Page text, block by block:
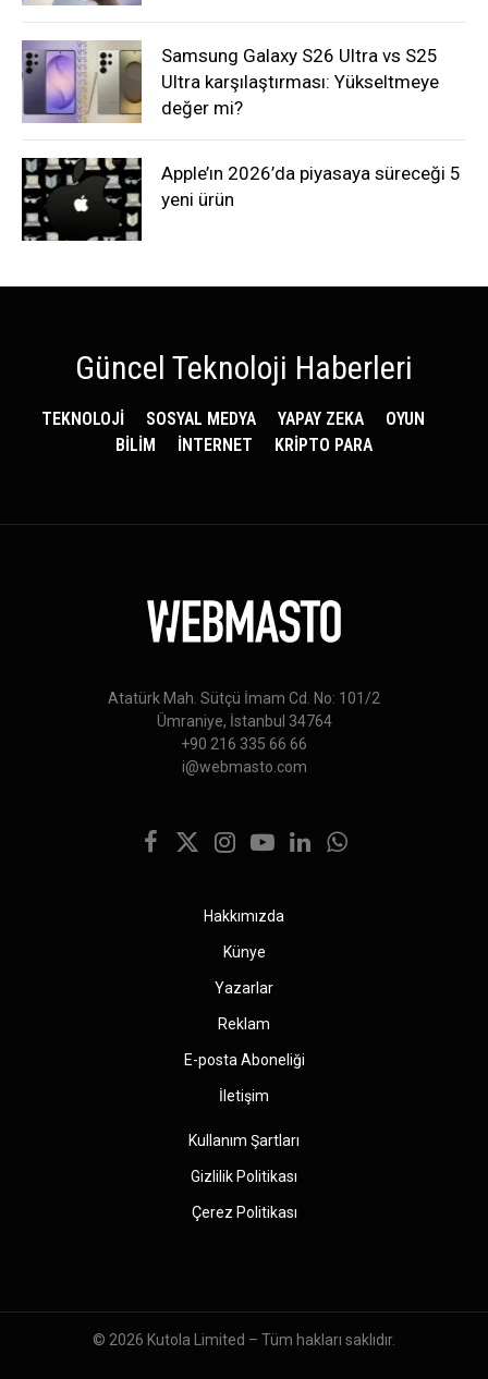
Samsung Galaxy S26 Ultra vs S25
Ultra karşılaştırması: Yükseltmeye
değer mi?
Apple’ın 2026’da piyasaya süreceği 5
yeni ürün
Güncel Teknoloji Haberleri
TEKNOLOJİ SOSYAL MEDYA YAPAY ZEKA
OYUN
BİLİM
İNTERNET KRİPTO PARA
Atatürk Mah. Sütçü İmam Cd. No: 101/2
Ümraniye, İstanbul 34764
+90 216 335 66 66
i@webmasto.com
Facebook
X
Instagram
YouTubeLinkedInWhatsApp
Hakkımızda
Künye
Yazarlar
Reklam
E-posta Aboneliği
İletişim
Kullanım Şartları
Gizlilik Politikası
Çerez Politikası
© 2026 Kutola Limited – Tüm hakları saklıdır.